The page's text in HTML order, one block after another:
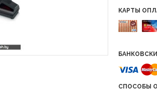
КАРТЫ
СПОСОБЫ